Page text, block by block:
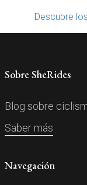
Descubre
Sobre SheRides
Blog sobre
Saber más
Navegación